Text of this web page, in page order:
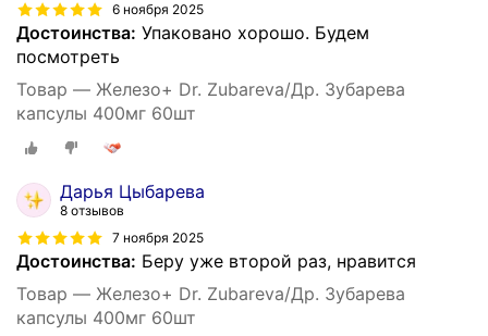
6 ноября 2025
Достоинства: Упаковано хорошо. Будем
посмотреть
Товар — Железо+ Dr. Zubareva/Др. Зубарева
капсулы 400мг 60шт
Дарья Цыбарева
8 отзывов
7 ноября 2025
Достоинства: Беру уже второй раз, нравится
Товар — Железо+ Dr. Zubareva/Др. Зубарева
капсулы 400мг 60шт